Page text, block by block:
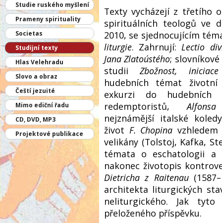
Studie ruského myšlení
Prameny spirituality
Societas
Studijní texty
Hlas Velehradu
Slovo a obraz
Čeští jezuité
Mimo ediční řadu
CD, DVD, MP3
Projektové publikace
Texty vycházejí z třetího
spirituálních teologů ve
2010, se sjednocujícím
liturgie. Zahrnují: Lectio
Jana Zlatoústého;
studiiZbožnost,
hudebních témat
exkurzi do hudebních
redemptoristů,
nejznámější italské
život F. Chopina
velikány (Tolstoj, Kafka,
témata o eschatologii a
nakonec životopis
Dietricha z Raitenau
architekta liturgických
neliturgického. Jak
přeloženého příspěvku.